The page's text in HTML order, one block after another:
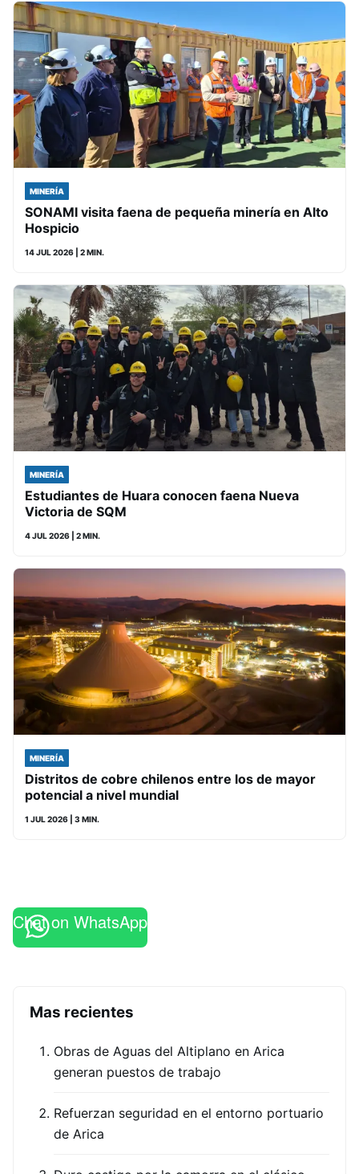
MINERÍA
SONAMI visita faena de pequeña minería en Alto
Hospicio
14 JUL 2026 | 2 MIN.
MINERÍA
Estudiantes de Huara conocen faena Nueva
Victoria de SQM
4 JUL 2026 | 2 MIN.
MINERÍA
Distritos de cobre chilenos entre los de mayor
potencial a nivel mundial
1 JUL 2026 | 3 MIN.
Chat on WhatsApp
Mas recientes
Obras de Aguas del Altiplano en Arica
generan puestos de trabajo
Refuerzan seguridad en el entorno portuario
de Arica